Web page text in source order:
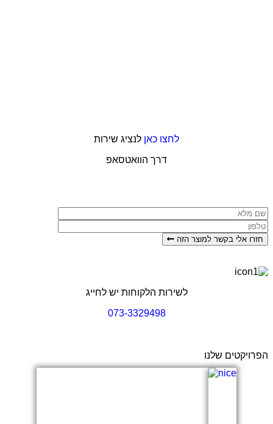
לחצו כאןלנציג שירות
דרך הוואטסאפ
אלי בקשר למוצר הזה
לשירות הלקוחות יש לחייג
073-3329498
שלנו